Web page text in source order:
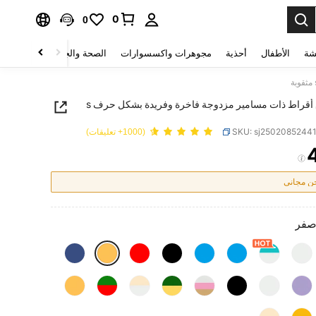
0
0
الأطفال أحذية مجوهرات واكسسوارات الصحة والجمال
زوج من أقراط ذات مسامير مزدوجة فاخرة وفريدة بشكل حرف s
SKU: (1000+ تعليقات)
PRICE AND
مجاني